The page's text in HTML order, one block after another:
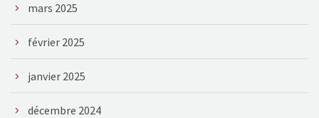
mars 2025
février 2025
janvier 2025
décembre 2024